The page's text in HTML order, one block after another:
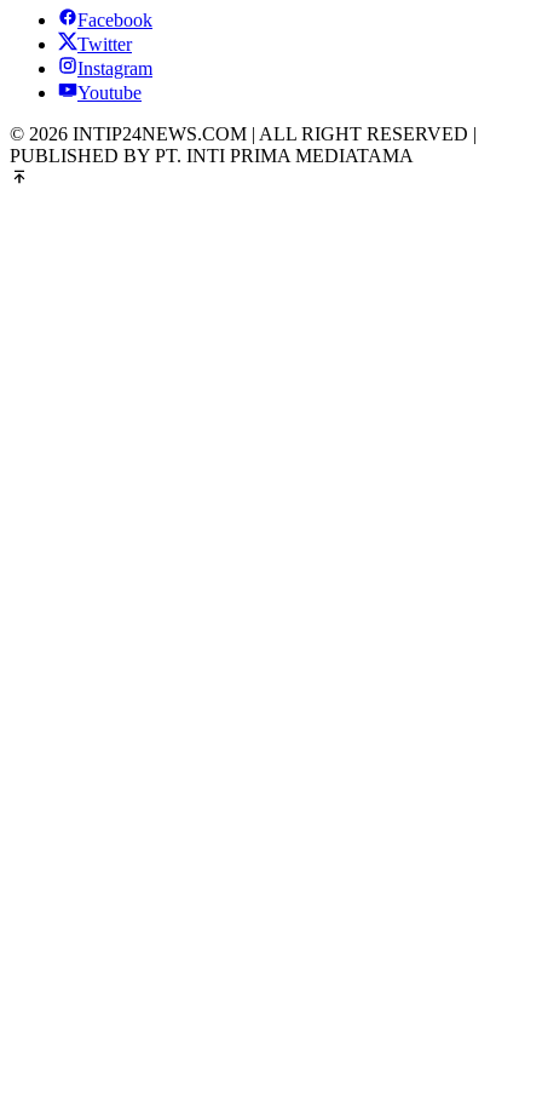
Facebook
Twitter
Instagram
Youtube
© 2026 INTIP24NEWS.COM | ALL RIGHT RESERVED |
PUBLISHED BY PT. INTI PRIMA MEDIATAMA